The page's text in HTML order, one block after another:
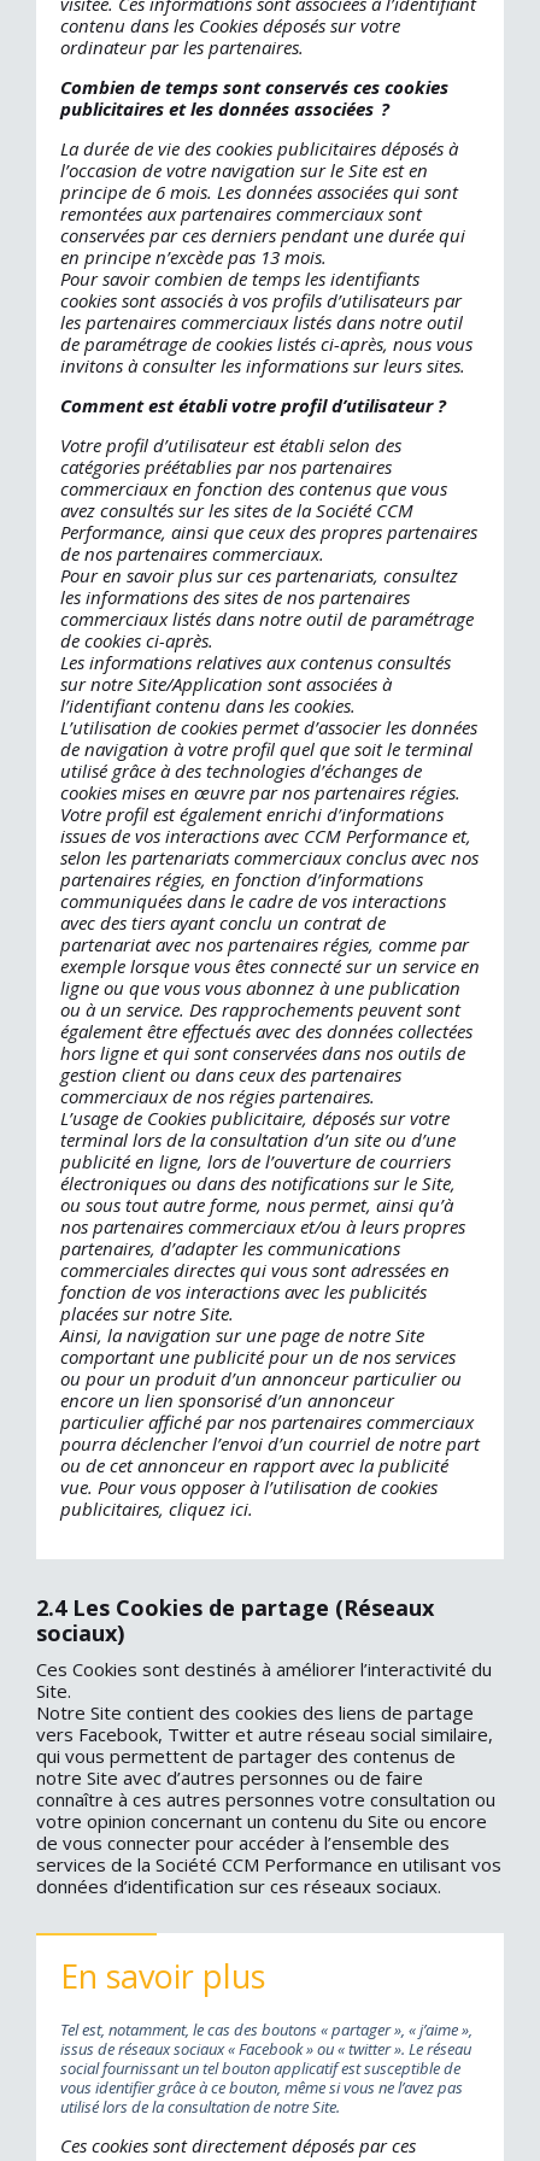
contenu dans les Cookies déposés sur votre
ordinateur par les partenaires.
Combien de temps sont conservés ces cookies
publicitaires et les données associées ?
La durée de vie des cookies publicitaires déposés à
l’occasion de votre navigation sur le Site est en
principe de 6 mois. Les données associées qui sont
remontées aux partenaires commerciaux sont
conservées par ces derniers pendant une durée qui
en principe n’excède pas 13 mois.
Pour savoir combien de temps les identifiants
cookies sont associés à vos profils d’utilisateurs par
les partenaires commerciaux listés dans notre outil
de paramétrage de cookies listés ci-après, nous vous
invitons à consulter les informations sur leurs sites.
Comment est établi votre profil d’utilisateur ?
Votre profil d’utilisateur est établi selon des
catégories préétablies par nos partenaires
commerciaux en fonction des contenus que vous
avez consultés sur les sites de la Société CCM
Performance, ainsi que ceux des propres partenaires
de nos partenaires commerciaux.
Pour en savoir plus sur ces partenariats, consultez
les informations des sites de nos partenaires
commerciaux listés dans notre outil de paramétrage
de cookies ci-après.
Les informations relatives aux contenus consultés
sur notre Site/Application sont associées à
l’identifiant contenu dans les cookies.
L’utilisation de cookies permet d’associer les données
de navigation à votre profil quel que soit le terminal
utilisé grâce à des technologies d’échanges de
cookies mises en œuvre par nos partenaires régies.
Votre profil est également enrichi d’informations
issues de vos interactions avec CCM Performance et,
selon les partenariats commerciaux conclus avec nos
partenaires régies, en fonction d’informations
communiquées dans le cadre de vos interactions
avec des tiers ayant conclu un contrat de
partenariat avec nos partenaires régies, comme par
exemple lorsque vous êtes connecté sur un service en
ligne ou que vous vous abonnez à une publication
ou à un service. Des rapprochements peuvent sont
également être effectués avec des données collectées
hors ligne et qui sont conservées dans nos outils de
gestion client ou dans ceux des partenaires
commerciaux de nos régies partenaires.
L’usage de Cookies publicitaire, déposés sur votre
terminal lors de la consultation d’un site ou d’une
publicité en ligne, lors de l’ouverture de courriers
électroniques ou dans des notifications sur le Site,
ou sous tout autre forme, nous permet, ainsi qu’à
nos partenaires commerciaux et/ou à leurs propres
partenaires, d’adapter les communications
commerciales directes qui vous sont adressées en
fonction de vos interactions avec les publicités
placées sur notre Site.
Ainsi, la navigation sur une page de notre Site
comportant une publicité pour un de nos services
ou pour un produit d’un annonceur particulier ou
encore un lien sponsorisé d’un annonceur
particulier affiché par nos partenaires commerciaux
pourra déclencher l’envoi d’un courriel de notre part
ou de cet annonceur en rapport avec la publicité
vue. Pour vous opposer à l’utilisation de cookies
publicitaires, cliquez ici.
2.4 Les Cookies de partage (Réseaux
sociaux)
Ces Cookies sont destinés à améliorer l’interactivité du
Site.
Notre Site contient des cookies des liens de partage
vers Facebook, Twitter et autre réseau social similaire,
qui vous permettent de partager des contenus de
notre Site avec d’autres personnes ou de faire
connaître à ces autres personnes votre consultation ou
votre opinion concernant un contenu du Site ou encore
de vous connecter pour accéder à l’ensemble des
services de la Société CCM Performance en utilisant vos
données d’identification sur ces réseaux sociaux.
En savoir plus
Tel est, notamment, le cas des boutons « partager », « j’aime »,
issus de réseaux sociaux « Facebook » ou « twitter ». Le réseau
social fournissant un tel bouton applicatif est susceptible de
vous identifier grâce à ce bouton, même si vous ne l’avez pas
utilisé lors de la consultation de notre Site.
Ces cookies sont directement déposés par ces